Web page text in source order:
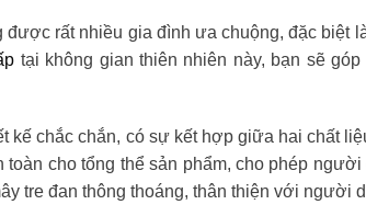
được rất nhiều gia đình ưa chuộng, đặc biệt
tại không gian thiên nhiên này, bạn sẽ
kế chắc chắn, có sự kết hợp giữa hai chất
cho tổng thể sản phẩm, cho phép
tre đan thông thoáng, thân thiện với người